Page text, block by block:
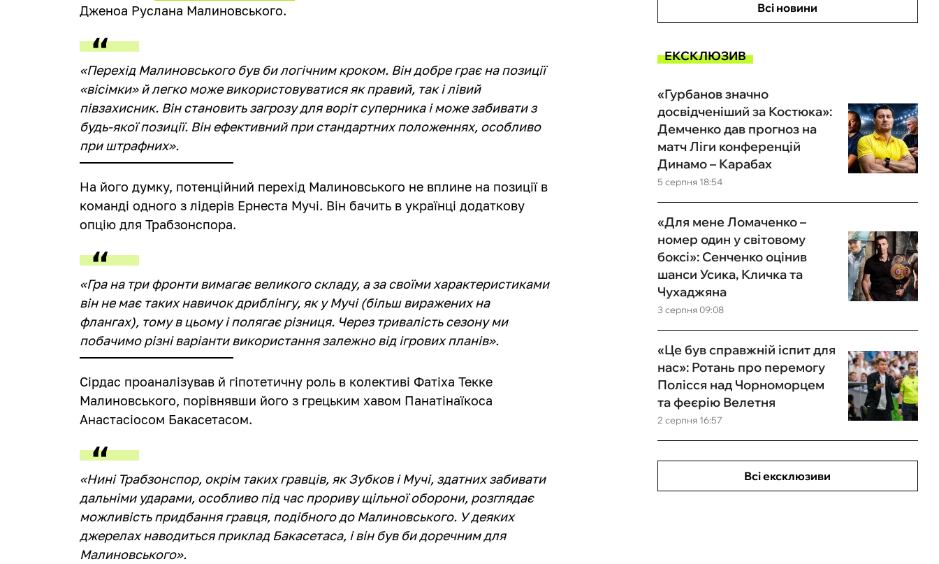
Дженоа Руслана Малиновського.
«Перехід Малиновського був би логічним кроком. Він добре грає на позиції
«вісімки» й легко може використовуватися як правий, так і лівий
півзахисник. Він становить загрозу для воріт суперника і може забивати з
будь-якої позиції. Він ефективний при стандартних положеннях, особливо
при штрафних».
На його думку, потенційний перехід Малиновського не вплине на позиції в
команді одного з лідерів Ернеста Мучі. Він бачить в українці додаткову
опцію для Трабзонспора.
«Гра на три фронти вимагає великого складу, а за своїми характеристиками
він не має таких навичок дриблінгу, як у Мучі (більш виражених на
флангах), тому в цьому і полягає різниця. Через тривалість сезону ми
побачимо різні варіанти використання залежно від ігрових планів».
Сірдас проаналізував й гіпотетичну роль в колективі Фатіха Текке
Малиновського, порівнявши його з грецьким хавом Панатінаїкоса
Анастасіосом Бакасетасом.
«Нині Трабзонспор, окрім таких гравців, як Зубков і Мучі, здатних забивати
дальніми ударами, особливо під час прориву щільної оборони, розглядає
можливість придбання гравця, подібного до Малиновського. У деяких
джерелах наводиться приклад Бакасетаса, і він був би доречним для
Малиновського».
Всі новини
ЕКСКЛЮЗИВ
5 серпня 18:54
«Гурбанов значно
досвідченіший за Костюка»:
Демченко дав прогноз на
матч Ліги конференцій
Динамо – Карабах
3 серпня 09:08
«Для мене Ломаченко –
номер один у світовому
боксі»: Сенченко оцінив
шанси Усика, Кличка та
Чухаджяна
2 серпня 16:57
«Це був справжній іспит для
нас»: Ротань про перемогу
Полісся над Чорноморцем
та феєрію Велетня
Всі ексклюзиви